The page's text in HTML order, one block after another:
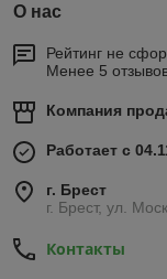
О нас
Рейтинг не
Менее 5
Компания
Работает с
г. Брест
г. Брест, ул.
Контакты